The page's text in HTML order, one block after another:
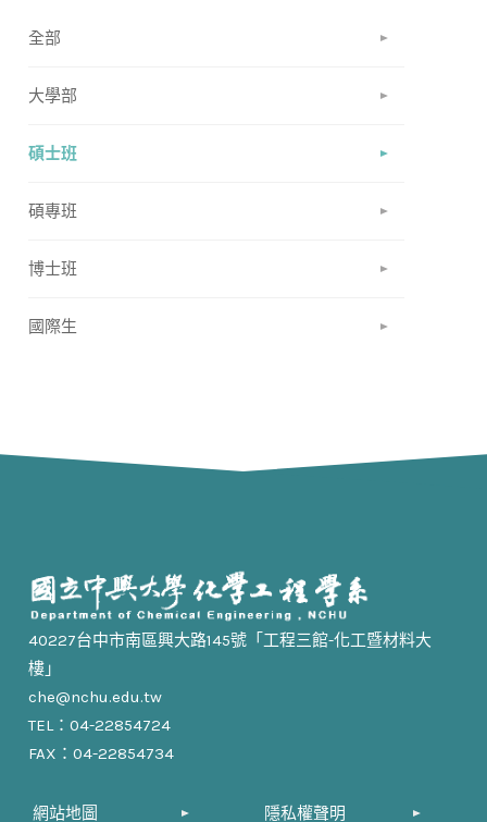
全部
大學部
碩士班
碩專班
博士班
國際生
40227台中市南區興大路145號「工程三館-化工暨材料大
樓」
che@nchu.edu.tw
TEL：04-22854724
FAX：04-22854734
網站地圖 隱私權聲明